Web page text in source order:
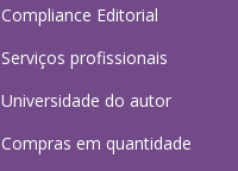
Compliance Editorial
Serviços profissionais
Universidade do autor
Compras em quantidade